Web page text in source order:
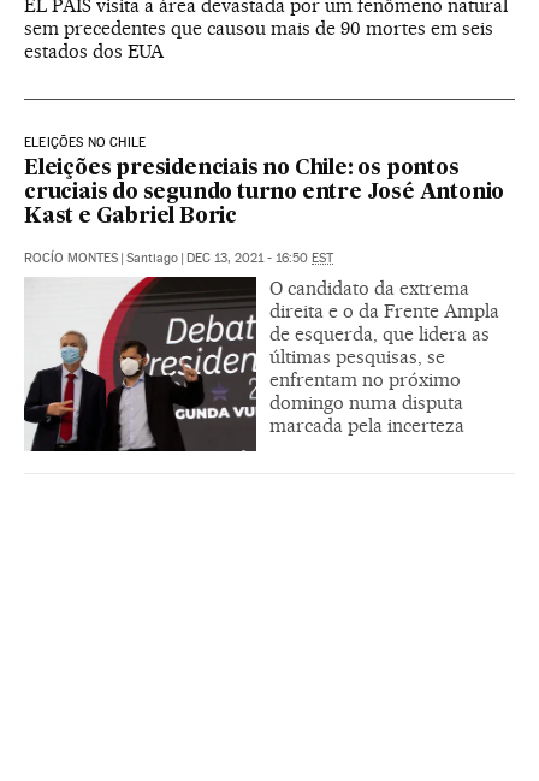
EL PAÍS visita a área devastada por um fenômeno natural
sem precedentes que causou mais de 90 mortes em seis
estados dos EUA
ELEIÇÕES NO CHILE
Eleições presidenciais no Chile: os pontos
cruciais do segundo turno entre José Antonio
Kast e Gabriel Boric
ROCÍO MONTES Santiago DEC 13, 2021 - 16:50 EST
O candidato da extrema
direita e o da Frente Ampla
de esquerda, que lidera as
últimas pesquisas, se
enfrentam no próximo
domingo numa disputa
marcada pela incerteza